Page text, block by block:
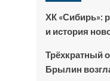
ХК «Сибирь»:
и история
Трёхкратный
Брылин